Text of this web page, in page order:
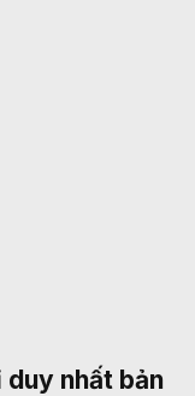
duy nhất bản